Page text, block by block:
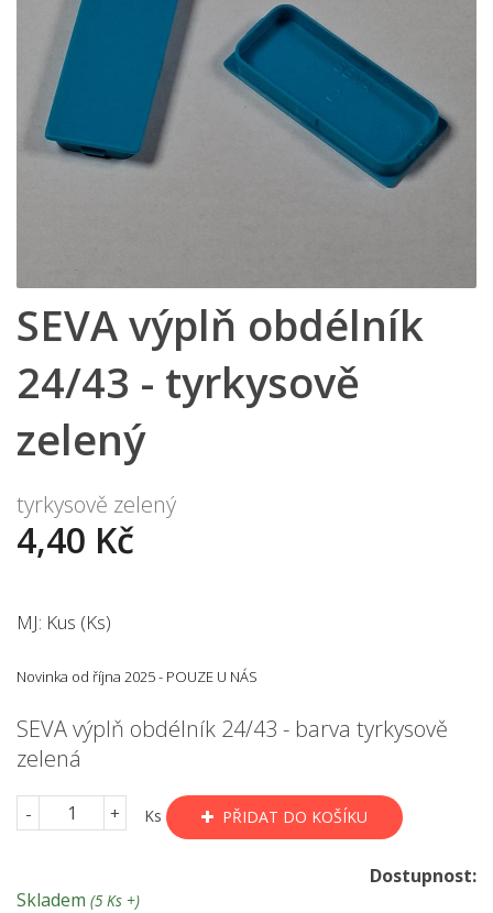
SEVA výplň obdélník
24/43 - tyrkysově
zelený
tyrkysově zelený
4,40 Kč
MJ: Kus (Ks)
Novinka od října 2025 - POUZE U NÁS
SEVA výplň obdélník 24/43 - barva tyrkysově
zelená
- + Ks PŘIDAT DO KOŠÍKU
Dostupnost:
Skladem (5 Ks +)